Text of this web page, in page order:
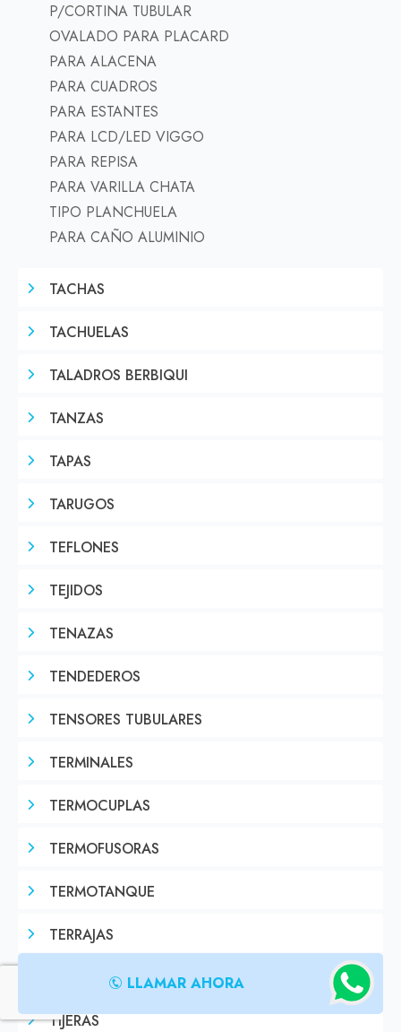
P/CORTINA TUBULAR
OVALADO PARA PLACARD
PARA ALACENA
PARA CUADROS
PARA ESTANTES
PARA LCD/LED VIGGO
PARA REPISA
PARA VARILLA CHATA
TIPO PLANCHUELA
PARA CAÑO ALUMINIO
TACHAS
TACHUELAS
TALADROS BERBIQUI
TANZAS
TAPAS
TARUGOS
TEFLONES
TEJIDOS
TENAZAS
TENDEDEROS
TENSORES TUBULARES
TERMINALES
TERMOCUPLAS
TERMOFUSORAS
TERMOTANQUE
TERRAJAS
TIJERAS
LLAMAR AHORA